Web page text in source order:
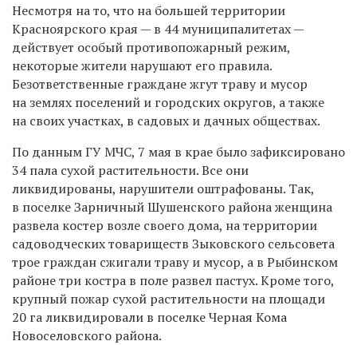
Несмотря на то, что на большей территории
Красноярского края — в 44 муниципалитетах —
действует особый противопожарный режим,
некоторые жители нарушают его правила.
Безответственные граждане жгут траву и мусор
на землях поселений и городских округов, а также
на своих участках, в садовых и дачных обществах.
По данным ГУ МЧС, 7 мая в крае было зафиксировано
34 пала сухой растительности. Все они
ликвидированы, нарушители оштрафованы. Так,
в поселкеЗарничный Шушенского района женщина
развела костер возле своего дома, натерритории
садоводческих товариществ Зыковского сельсовета
трое граждан сжигали траву и мусор, а в Рыбинском
районетри костра в поле развел пастух.Кроме того,
крупный пожар сухой растительности на площади
20 га ликвидировали в поселке Черная Кома
Новоселовского района.